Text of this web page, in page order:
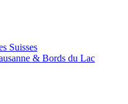
Suisses
& Bords du Lac